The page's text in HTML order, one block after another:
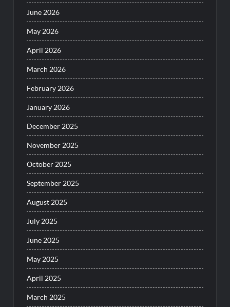
June 2026
May 2026
April 2026
March 2026
February 2026
January 2026
December 2025
November 2025
October 2025
September 2025
August 2025
July 2025
June 2025
May 2025
April 2025
March 2025